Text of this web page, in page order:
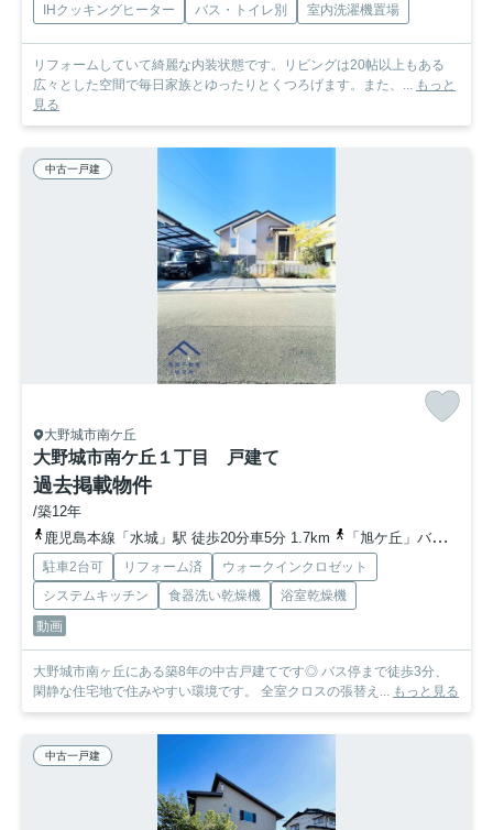
IHクッキングヒーター バス・トイレ別 室内洗濯機置場
リフォームしていて綺麗な内装状態です。リビングは20帖以上もある
広々とした空間で毎日家族とゆったりとくつろげます。また、... もっと
見る
中古一戸建
大野城市南ケ丘
大野城市南ケ丘１丁目 戸建て
過去掲載物件
/築12年
鹿児島本線「水城」駅 徒歩20分車5分 1.7km
「旭ケ丘」バス停下車 徒歩3分
駐車2台可 リフォーム済
ウォークインクロゼット
システムキッチン
食器洗い乾燥機
浴室乾燥機
動画
大野城市南ヶ丘にある築8年の中古戸建てです◎ バス停まで徒歩3分、
閑静な住宅地で住みやすい環境です。 全室クロスの張替え... もっと見る
中古一戸建